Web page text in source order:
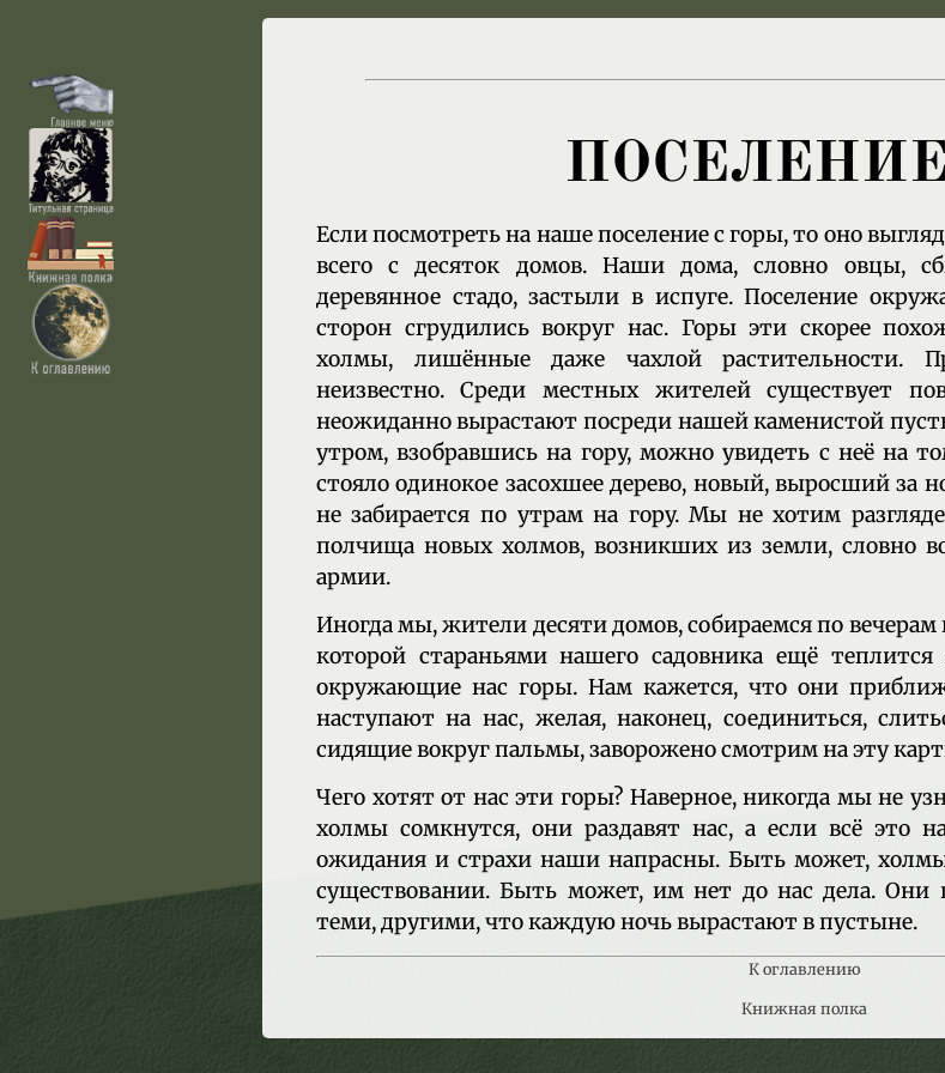
ПОСЕЛЕНИЕ
Если посмотреть на наше поселение с горы, то оно
всего с десяток домов. Наши дома, словно овцы,
деревянное стадо, застыли в испуге. Поселение
сторон сгрудились вокруг нас. Горы эти скорее
холмы, лишённые даже чахлой растительности.
неизвестно. Среди местных жителей существует
неожиданно вырастают посреди нашей каменистой
утром, взобравшись на гору, можно увидеть с неё на
стояло одинокое засохшее дерево, новый, выросший за
не забирается по утрам на гору. Мы не хотим
полчища новых холмов, возникших из земли, словно
армии.
Иногда мы, жители десяти домов, собираемся по вечерам
которой стараньями нашего садовника ещё
окружающие нас горы. Нам кажется, что они
наступают на нас, желая, наконец, соединиться,
сидящие вокруг пальмы, заворожено смотрим на эту
Чего хотят от нас эти горы? Наверное, никогда мы не
холмы сомкнутся, они раздавят нас, а если всё это
ожидания и страхи наши напрасны. Быть может,
существовании. Быть может, им нет до нас дела. Они
теми, другими, что каждую ночь вырастают в пустыне.
К оглавлению
Книжная полка